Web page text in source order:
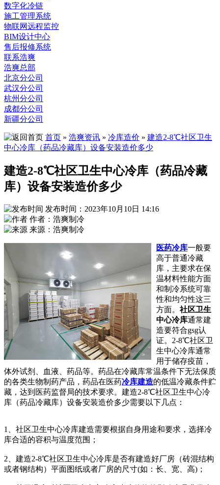
数字化冷链
施工管理系统
物联网远程监控
BIM设计中心
售后报修系统
联系浩爽
浩爽总部
北京分公司
武汉分公司
杭州分公司
成都分公司
新疆分公司
首页 » 浩爽资讯 » 冷库造价 » 建造2-8℃社区卫生
中心冷库（药品冷藏库）设备安装造价多少
建造2-8℃社区卫生中心冷库（药品冷藏
库）设备安装造价多少
发布时间：2023年10月10日 14:16
作者：浩爽制冷
来源：浩爽制冷
医药冷库一般要
高于普通冷藏
库，主要求在保
温材料性能方面
和制冷系统可靠
性和均匀性这三
方面。 社区卫生
中心冷库通常建
造要符合gsg认
证。2-8℃社区卫
生中心冷库通常
用于储存疫苗，
体外试剂、血液、药品等。药品在冷藏库常温条件下无法保质
的各类生物制药产品，药品在医药冷库建造的低温冷藏条件贮
藏，达到医药监督局的技术要求。建造2-8℃社区卫生中心冷
库（药品冷藏库）设备安装造价多少需要以下几点：
1、社区卫生中心冷库建造需要根据自身用途和要求，选择冷
库合适的容积与温度范围；
2、建造2-8℃社区卫生中心冷库是否有建造好厂房（砖混结构
或者钢结构）平面图纸或者厂房的尺寸(如：长、宽、高)；